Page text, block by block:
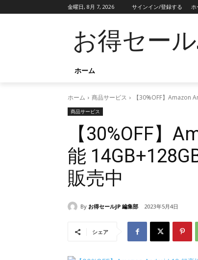
金曜日, 8月 7, 2026 サインイン/登録する ホ
お得セール
ホーム
ホーム 商品サービス 【30%OFF】Amazon
商品サービス
【30%OFF】
能
販売中
By お得セールJP 編集部 2023年5月4日
シェア